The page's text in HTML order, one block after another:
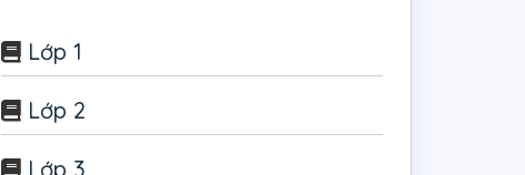
Lớp 1
Lớp 2
Lớp 3